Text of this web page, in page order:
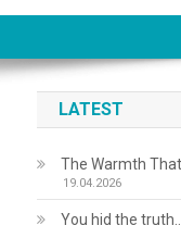
LATEST
The Warmth
19.04.2026
You hid the